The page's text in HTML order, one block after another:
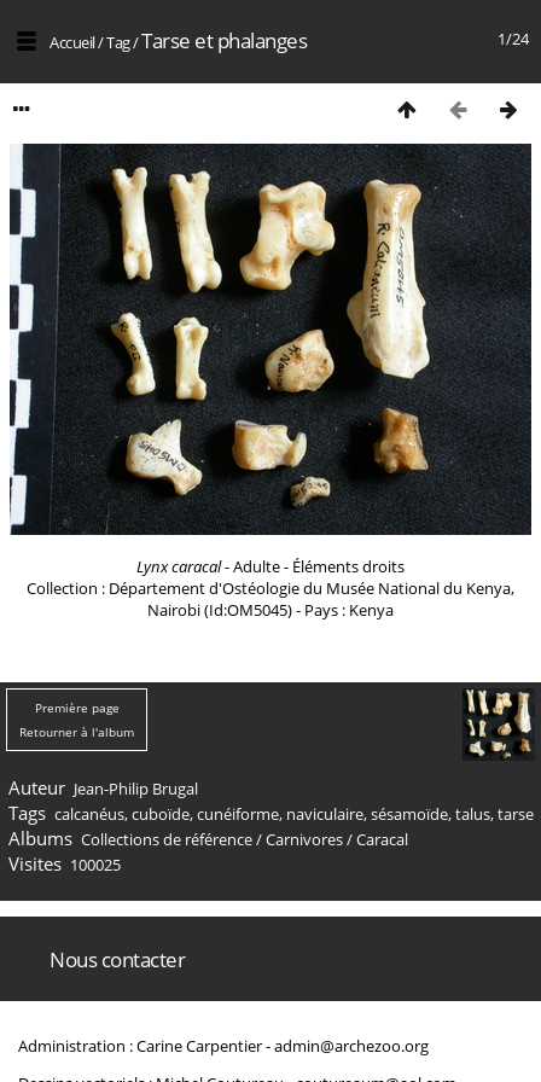
1/24
Accueil/Tag/Tarse et phalanges
Lynx caracal- Adulte - Éléments droits
Collection : Département d'Ostéologie du Musée National du Kenya,
Nairobi (Id:OM5045) - Pays : Kenya
Première page
Retourner à l'album
Auteur Jean-Philip Brugal
Tags calcanéus,cuboïde,cunéiforme, naviculaire,sésamoïde,talus,tarse
Albums Collections de référence/Carnivores/Caracal
Visites 100025
Nous contacter
Administration : Carine Carpentier -admin@archezoo.org